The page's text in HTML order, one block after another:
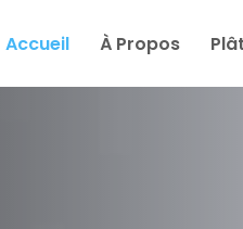
Accueil
À Propos